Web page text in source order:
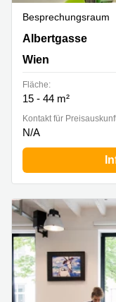
Besprechungsraum
Albertgasse 35,
Albertgasse
Wien
Fläche:
15 - 44 m²
Kontakt für
N/A